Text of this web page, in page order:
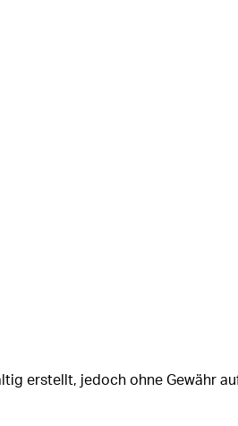
erstellt, jedoch ohne Gewähr